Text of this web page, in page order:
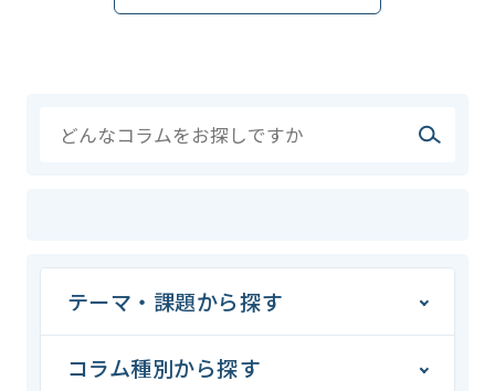
テーマ・課題から探す
コラム種別から探す